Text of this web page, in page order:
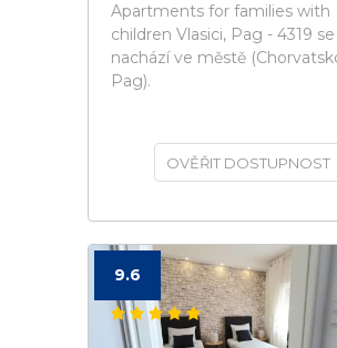
Apartments for families with
children Vlasici, Pag - 4319 se
nachází ve městě
Pag).
OVĚŘIT DOSTUPNOST
9.6